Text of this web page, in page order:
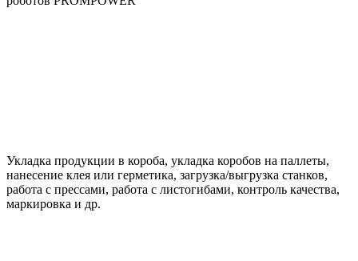
Укладка продукции в короба, укладка коробов на паллеты,
нанесение клея или герметика, загрузка/выгрузка станков,
работа с прессами, работа с листогибами, контроль качества,
маркировка и др.